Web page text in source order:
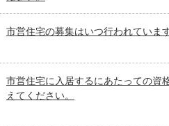
市営住宅の募集はいつ行われています
市営住宅に入居するにあたっての資
えてください。